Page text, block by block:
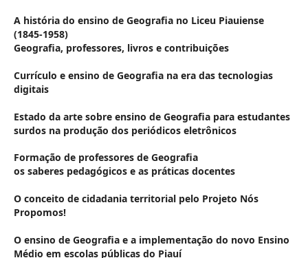
A história do ensino de Geografia no Liceu Piauiense
(1845-1958)
Geografia, professores, livros e contribuições
Currículo e ensino de Geografia na era das tecnologias
digitais
Estado da arte sobre ensino de Geografia para estudantes
surdos na produção dos periódicos eletrônicos
Formação de professores de Geografia
os saberes pedagógicos e as práticas docentes
O conceito de cidadania territorial pelo Projeto Nós
Propomos!
O ensino de Geografia e a implementação do novo Ensino
Médio em escolas públicas do Piauí